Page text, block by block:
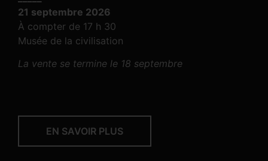
21 septembre 2026
À compter de 17 h 30
Musée de la civilisation
La vente se termine le 18 septembre
EN SAVOIR PLUS